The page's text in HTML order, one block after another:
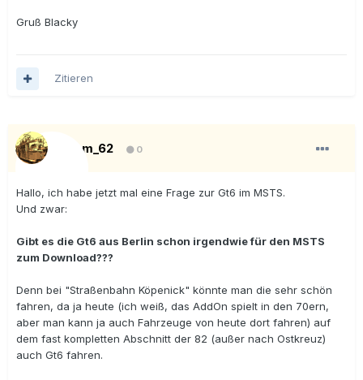
Gruß Blacky
Zitieren
Tram_62 0
Hallo, ich habe jetzt mal eine Frage zur Gt6 im MSTS.
Und zwar:
Gibt es die Gt6 aus Berlin schon irgendwie für den MSTS
zum Download???
Denn bei "Straßenbahn Köpenick" könnte man die sehr schön
fahren, da ja heute (ich weiß, das AddOn spielt in den 70ern,
aber man kann ja auch Fahrzeuge von heute dort fahren) auf
dem fast kompletten Abschnitt der 82 (außer nach Ostkreuz)
auch Gt6 fahren.